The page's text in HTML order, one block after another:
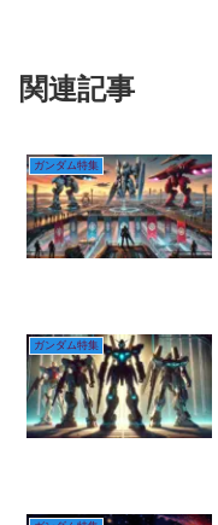
関連記事
ガンダム特集
ガンダム特集